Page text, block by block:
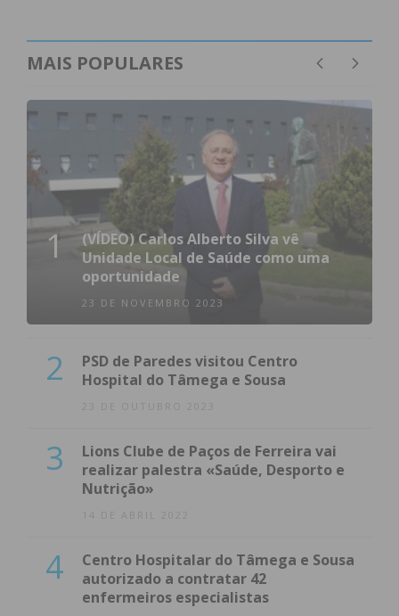
MAIS POPULARES
1
(VÍDEO) Carlos Alberto Silva vê
Unidade Local de Saúde como uma
oportunidade
23 DE NOVEMBRO 2023
2
PSD de Paredes visitou Centro
Hospital do Tâmega e Sousa
23 DE OUTUBRO 2023
3
Lions Clube de Paços de Ferreira vai
realizar palestra «Saúde, Desporto e
Nutrição»
14 DE ABRIL 2022
4
Centro Hospitalar do Tâmega e Sousa
autorizado a contratar 42
enfermeiros especialistas